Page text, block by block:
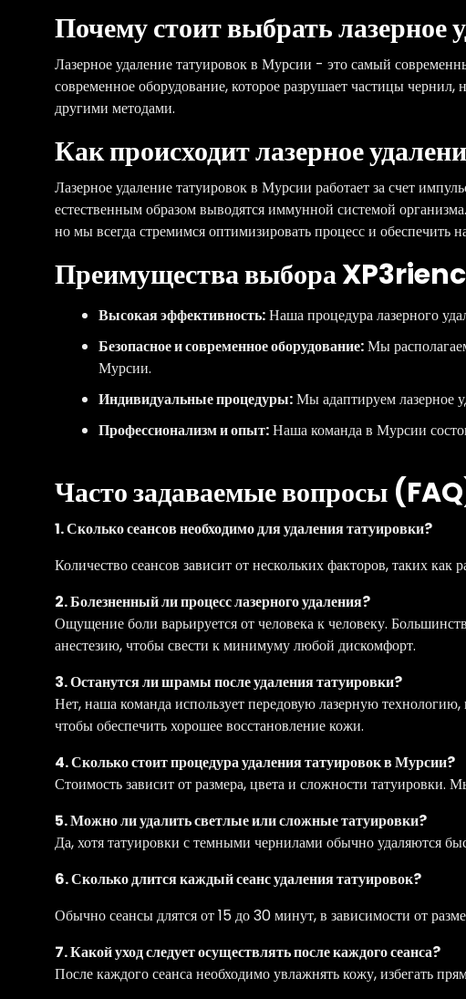
Почему стоит выбрать лазерное
Лазерное удаление татуировок в Мурсии - это самый
современное оборудование, которое разрушает частицы
другими методами.
Как происходит лазерное
Лазерное удаление татуировок в Мурсии работает за счет
естественным образом выводятся иммунной системой
но мы всегда стремимся оптимизировать процесс и обеспечить
Преимущества выбора
Высокая эффективность:Наша процедура лазерного
Безопасное и современное оборудование:Мы
Мурсии.
Индивидуальные процедуры:Мы адаптируем лазерное
Профессионализм и опыт:Наша команда в Мурсии
Часто задаваемые вопросы
1. Сколько сеансов необходимо для удаления татуировки?
Количество сеансов зависит от нескольких факторов, таких как
2. Болезненный ли процесс лазерного удаления?
Ощущение боли варьируется от человека к человеку.
анестезию, чтобы свести к минимуму любой дискомфорт.
3. Останутся ли шрамы после удаления татуировки?
Нет, наша команда использует передовую лазерную
чтобы обеспечить хорошее восстановление кожи.
4. Сколько стоит процедура удаления татуировок в Мурсии?
Стоимость зависит от размера, цвета и сложности
5. Можно ли удалить светлые или сложные татуировки?
Да, хотя татуировки с темными чернилами обычно удаляются
6. Сколько длится каждый сеанс удаления татуировок?
Обычно сеансы длятся от 15 до 30 минут, в зависимости от
7. Какой уход следует осуществлять после каждого сеанса?
После каждого сеанса необходимо увлажнять кожу, избегать